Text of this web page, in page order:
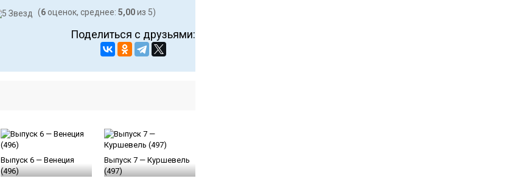
(6 оценок, среднее: 5,00из 5)
Поделиться с друзьями:
Выпуск 6 — Венеция
(496)
Выпуск 7 — Куршевель
(497)